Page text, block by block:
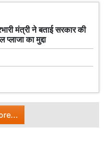
मंत्री ने बताई सरकार की
का मुद्दा